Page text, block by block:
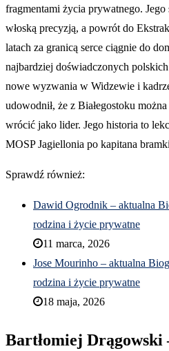
fragmentami życia prywatnego. Jego
włoską precyzją, a powrót do
latach za granicą serce ciągnie do
najbardziej doświadczonych
nowe wyzwania w Widzewie i
udowodnił, że z Białegostoku
wrócić jako lider. Jego historia to
MOSP Jagiellonia po kapitana
Sprawdź również:
Dawid Ogrodnik – aktualna
rodzina i życie prywatne
11 marca, 2026
Jose Mourinho – aktualna
rodzina i życie prywatne
18 maja, 2026
Bartłomiej Drągowski